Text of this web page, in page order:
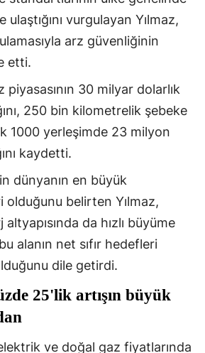
Sakarya
Siirt
Sinop
Tekirdağ
Tokat
Tunceli
Şanlıurfa
Van
vurgulayan Yılmaz,
arz güvenliğinin
etti.
piyasasının 30 milyar dolarlık
250 bin kilometrelik şebeke
1000 yerleşimde 23 milyon
kaydetti.
dünyanın en büyük
olduğunu belirten Yılmaz,
da hızlı büyüme
alanın net sıfır hedefleri
dile getirdi.
25'lik artışın büyük
ve doğal gaz fiyatlarında